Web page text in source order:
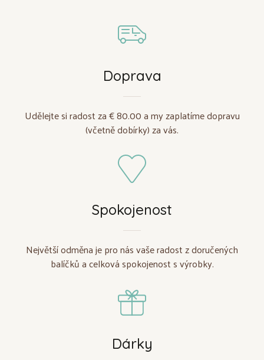
Doprava
Udělejte si radost za € 80.00 a my zaplatíme dopravu
(včetně dobírky) za vás.
Spokojenost
Největší odměna je pro nás vaše radost z doručených
balíčků a celková spokojenost s výrobky.
Dárky